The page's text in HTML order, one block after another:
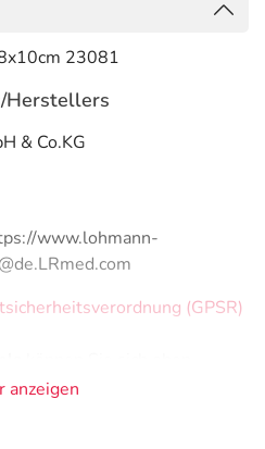
23081
Herstellers
& Co.KG
www.lohmann-
(GPSR)
anzeigen